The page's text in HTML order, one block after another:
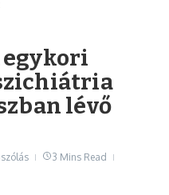
egykori
lévő
3 Mins Read